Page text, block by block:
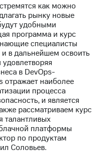
как можно
рынку новые
удобными
программа и курс
специалисты
в дальнейшем освоить
в DevOps-
отражает наиболее
процесса
и является
рассматриваем курс
талантливых
платформы
по продуктам
Соловьев.